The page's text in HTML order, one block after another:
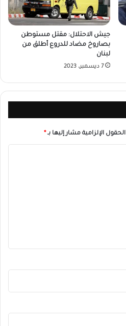
جيش الاحتلال: مقتل مستوطن
بصاروخ مضاد للدروع أطلق من
لبنان
7 ديسمبر، 2023
الحقول الإلزامية مشار إليها بـ*